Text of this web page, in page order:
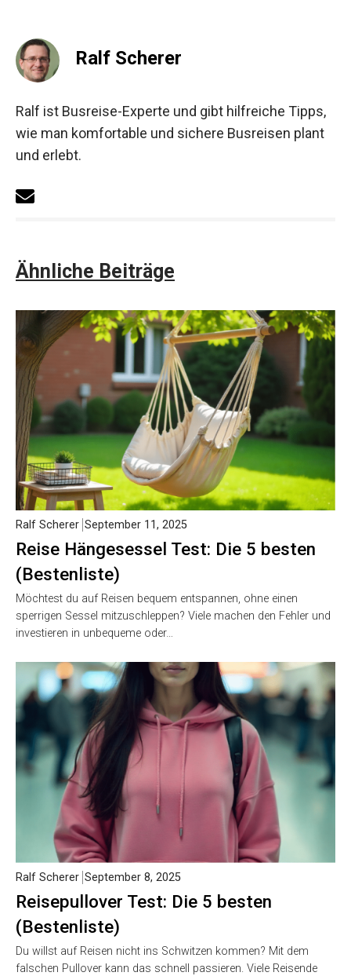
Ralf Scherer
Ralf ist Busreise-Experte und gibt hilfreiche Tipps,
wie man komfortable und sichere Busreisen plant
und erlebt.
Ähnliche Beiträge
Reise Hängesessel Test: Die 5 besten
(Bestenliste)
Ralf Scherer September 11, 2025
Möchtest du auf Reisen bequem entspannen, ohne einen
sperrigen Sessel mitzuschleppen? Viele machen den Fehler und
investieren in unbequeme oder…
Reisepullover Test: Die 5 besten
(Bestenliste)
Ralf Scherer September 8, 2025
Du willst auf Reisen nicht ins Schwitzen kommen? Mit dem
falschen Pullover kann das schnell passieren. Viele Reisende